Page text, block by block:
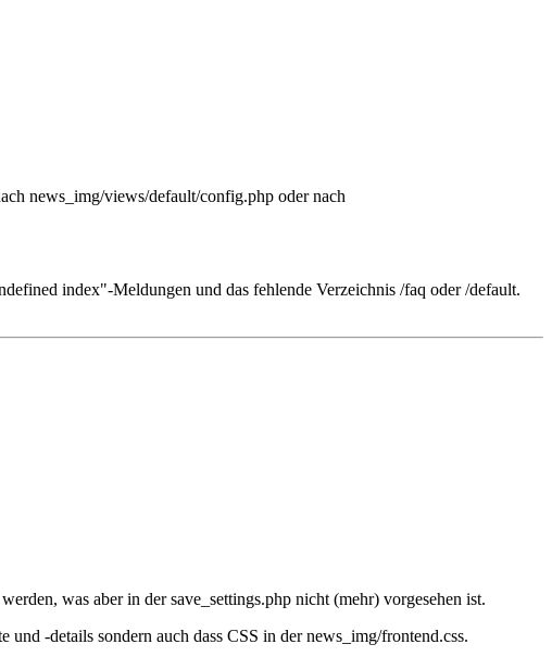
news_img/views/default/config.php oder nach
index"-Meldungen und das fehlende Verzeichnis /faq oder /default.
was aber in der save_settings.php nicht (mehr) vorgesehen ist.
-details sondern auch dass CSS in der news_img/frontend.css.